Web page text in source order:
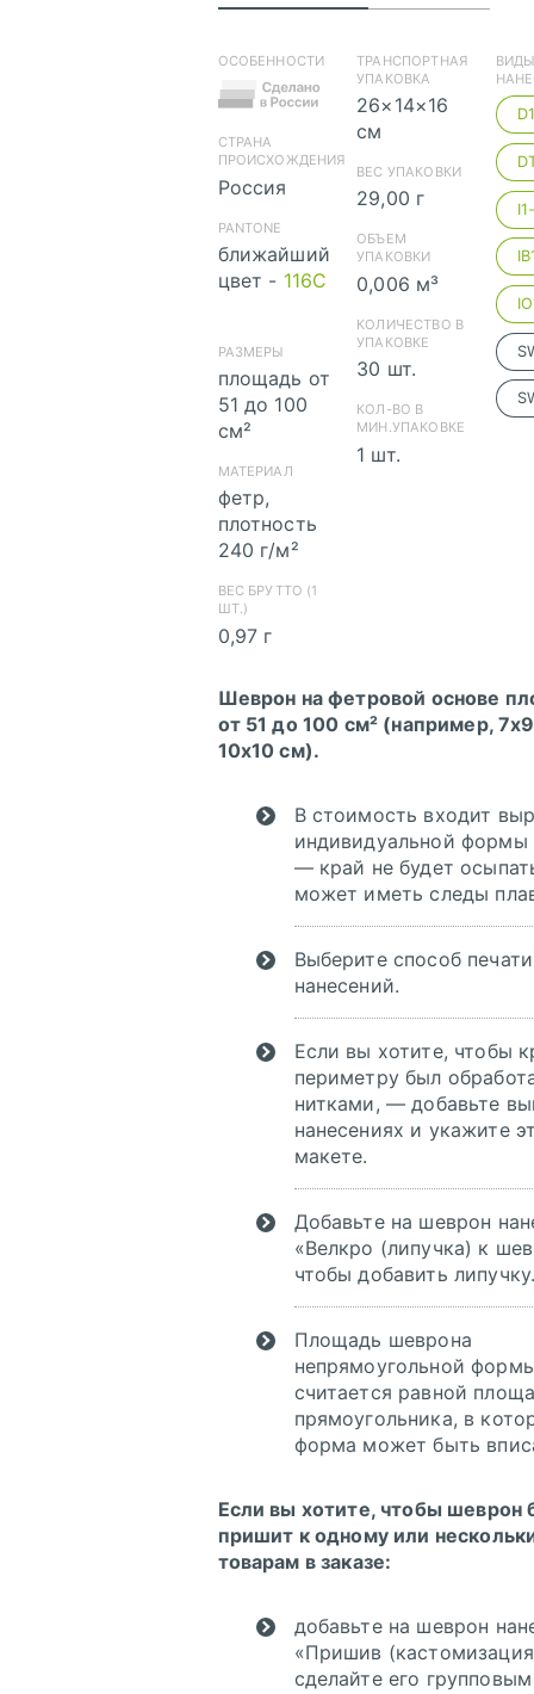
ОСОБЕННОСТИ
СТРАНА
ПРОИСХОЖДЕНИЯ
Россия
PANTONE
ближайший
цвет - 116C
РАЗМЕРЫ
площадь от
51 до 100
см²
МАТЕРИАЛ
фетр,
плотность
240 г/м²
ВЕС БРУТТО (1
ШТ.)
0,97 г
ТРАНСПОРТНАЯ
УПАКОВКА
26×14×16
см
ВЕС УПАКОВКИ
29,00 г
ОБЪЕМ
УПАКОВКИ
0,006 м³
КОЛИЧЕСТВО В
УПАКОВКЕ
30 шт.
КОЛ-ВО В
МИН.УПАКОВКЕ
1 шт.
Шеврон на фетровой основе
от 51 до 100 см² (например,
10х10 см).
В стоимость входит
индивидуальной формы
— край не будет
может иметь следы
Выберите способ
нанесений.
Если вы хотите, чтобы
периметру был
нитками, — добавьте
нанесениях и укажите
макете.
Добавьте на шеврон
«Велкро (липучка) к
чтобы добавить
Площадь шеврона
непрямоугольной
считается равной
прямоугольника, в
форма может быть
Если вы хотите, чтобы шеврон
пришит к одному или
товарам в заказе:
добавьте на шеврон
«Пришив
сделайте его
скачать
скачать
(cdr)
скачать
сохранению pdf
из Corel Draw
Инструкция по
сохранению pdf
из Adobe